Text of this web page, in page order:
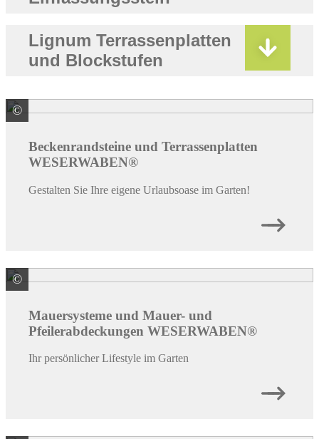
Lignum Terrassenplatten
und Blockstufen
© WESER Bauelemente-Werk GmbH WESERWABEN
Beckenrandsteine und Terrassenplatten
WESERWABEN®
Gestalten Sie Ihre eigene Urlaubsoase im Garten!
© WESER Bauelemente-Werk GmbH WESERWABEN
Mauersysteme und Mauer- und
Pfeilerabdeckungen WESERWABEN®
Ihr persönlicher Lifestyle im Garten